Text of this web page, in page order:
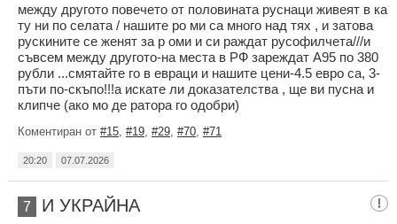
между другото повечето от половината руснаци живеят в ка
ту ни по селата / нашите ро ми са много над тях , и затова
рускините се женят за р оми и си раждат русофилчета///и
съвсем между другото-на места в РФ зареждат А95 по 380
рубли ...смятайте го в евраци и нашите цени-4.5 евро са, 3-
пъти по-скъпо!!!а искате ли доказателства , ще ви пусна и
клипче (ако мо де ратора го одобри)
Коментиран от #15 #19 #29 #70 #71
20:20 07.07.2026
7 И УКРАЙНА